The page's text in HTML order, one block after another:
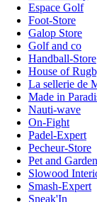
Espace Golf
Foot-Store
Galop Store
Golf and co
Handball-Store
House of
La sellerie de
Made in
Nauti-wave
On-Fight
Padel-Expert
Pecheur-Store
Pet and Garden
Slowood
Smash-Expert
Sneak'In